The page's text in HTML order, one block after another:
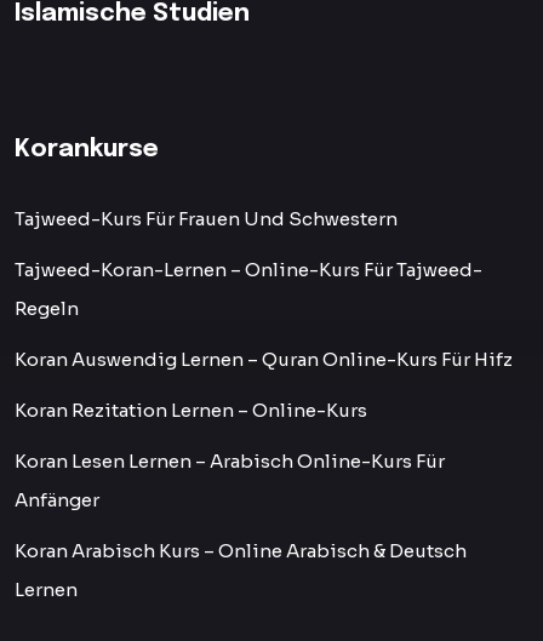
Islamische Studien
Korankurse
Tajweed-Kurs Für Frauen Und Schwestern
Tajweed-Koran-Lernen – Online-Kurs Für Tajweed-
Regeln
Koran Auswendig Lernen – Quran Online-Kurs Für Hifz
Koran Rezitation Lernen – Online-Kurs
Koran Lesen Lernen – Arabisch Online-Kurs Für
Anfänger
Koran Arabisch Kurs – Online Arabisch & Deutsch
Lernen